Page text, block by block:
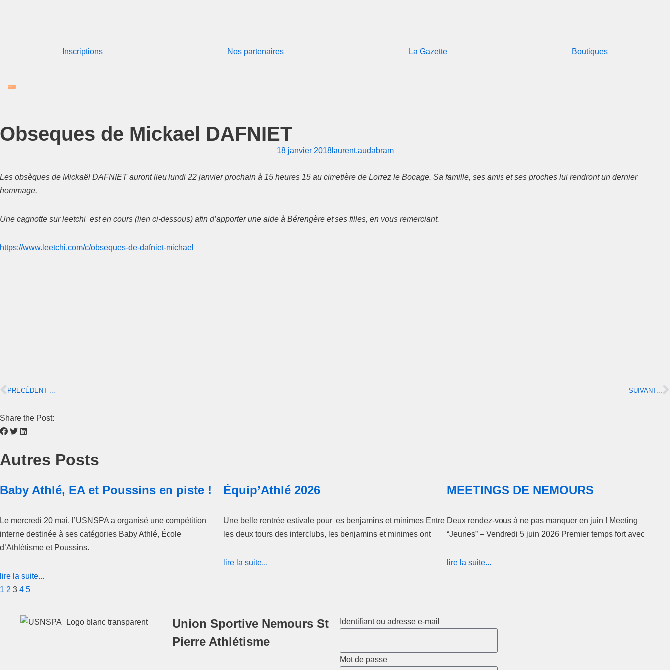
Inscriptions Nos partenaires La Gazette Boutiques
Obseques de Mickael DAFNIET
18 janvier 2018laurent.audabram
Les obsèques de Mickaël DAFNIET auront lieu lundi 22 janvier prochain à 15 heures 15 au cimetière de Lorrez le Bocage. Sa famille, ses amis et ses proches lui rendront un dernier
hommage.
Une cagnotte sur leetchi est en cours (lien ci-dessous) afin d’apporter une aide à Bérengère et ses filles, en vous remerciant.
https://www.leetchi.com/c/obseques-de-dafniet-michael
PRECÉDENT ... SUIVANT...
Share the Post:
Autres Posts
Baby Athlé, EA et Poussins en piste !
Le mercredi 20 mai, l’USNSPA a organisé une compétition
interne destinée à ses catégories Baby Athlé, École
d’Athlétisme et Poussins.
lire la suite...
Équip’Athlé 2026
Une belle rentrée estivale pour les benjamins et minimes Entre
les deux tours des interclubs, les benjamins et minimes ont
lire la suite...
MEETINGS DE NEMOURS
Deux rendez-vous à ne pas manquer en juin ! Meeting
“Jeunes” – Vendredi 5 juin 2026 Premier temps fort avec
lire la suite...
1 2 3 4 5
Union Sportive Nemours St
Pierre Athlétisme
Identifiant ou adresse e-mail
Mot de passe